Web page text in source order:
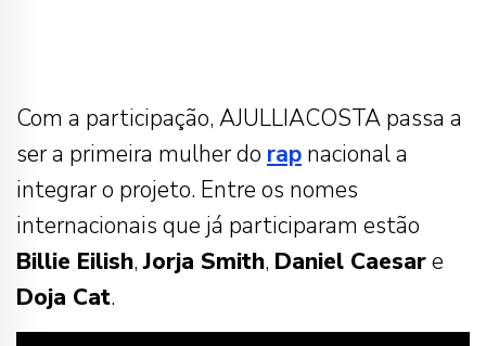
Com a participação, AJULLIACOSTA passa a
ser a primeira mulher do rap nacional a
integrar o projeto. Entre os nomes
internacionais que já participaram estão
Billie Eilish,Jorja Smith, Daniel Caesare
Doja Cat.